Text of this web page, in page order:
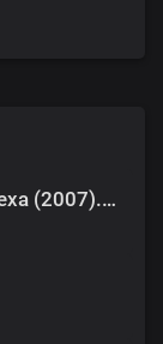
062. Падший ангел-сын греха (2007).mp3